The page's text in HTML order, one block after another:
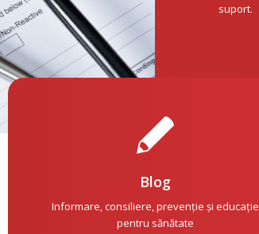
suport.
Blog
Informare, consiliere, prevenție și educație
pentru sănătate